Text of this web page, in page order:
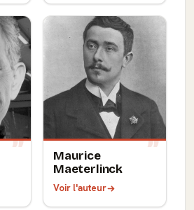
Maurice
Maeterlinck
Voir l'auteur